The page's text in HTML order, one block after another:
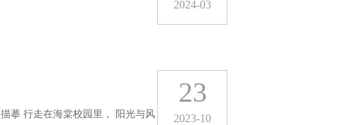
2024-03
23
2023-10
摹 行走在海棠校园里， 阳光与风